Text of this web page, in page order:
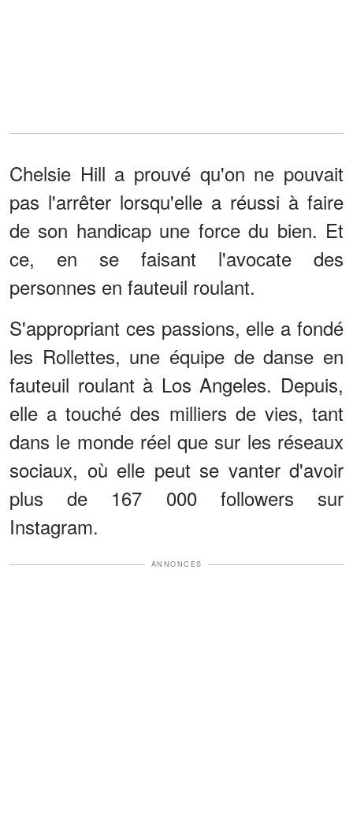
Chelsie Hill a prouvé qu'on ne pouvait
pas l'arrêter lorsqu'elle a réussi à faire
de son handicap une force du bien. Et
ce, en se faisant l'avocate des
personnes en fauteuil roulant.
S'appropriant ces passions, elle a fondé
les Rollettes, une équipe de danse en
fauteuil roulant à Los Angeles. Depuis,
elle a touché des milliers de vies, tant
dans le monde réel que sur les réseaux
sociaux, où elle peut se vanter d'avoir
plus de 167 000 followers sur
Instagram.
ANNONCES